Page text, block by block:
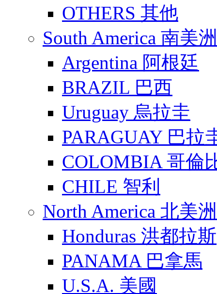
OTHERS 其他
South America 南美洲
Argentina 阿根廷
BRAZIL 巴西
Uruguay 烏拉圭
PARAGUAY 巴拉
COLOMBIA 哥倫
CHILE 智利
North America 北美洲
Honduras 洪都拉斯
PANAMA 巴拿馬
U.S.A. 美國